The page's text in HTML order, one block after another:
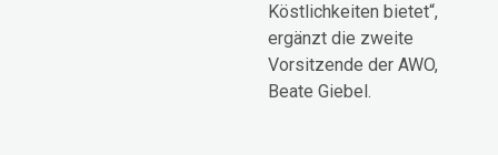
Köstlichkeiten bietet“,
ergänzt die zweite
Vorsitzende der AWO,
Beate Giebel.